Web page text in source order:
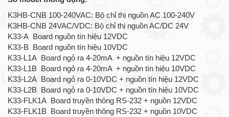
K3HB-CNB 100-240VAC: Bộ chỉ thị nguồn AC 100-240V
K3HB-CNB 24VAC/VDC: Bộ chỉ thị nguồn AC/DC 24V
K33-A Board nguồn tín hiệu 12VDC
K33-B Board nguồn tín hiệu 10VDC
K33-L1A Board ngỏ ra 4-20mA + nguồn tín hiệu 12VDC
K33-L1B Board ngỏ ra 4-20mA + nguồn tín hiệu 10VDC
K33-L2A Board ngỏ ra 0-10VDC + nguồn tín hiệu 12VDC
K33-L2B Board ngỏ ra 0-10VDC + nguồn tín hiệu 10VDC
K33-FLK1A Board truyền thông RS-232 + nguồn 12VDC
K33-FLK1B Board truyền thông RS-232 + nguồn 10VDC